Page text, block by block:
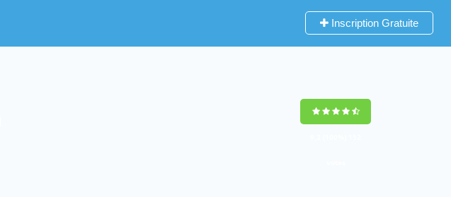
Inscription Gratuite